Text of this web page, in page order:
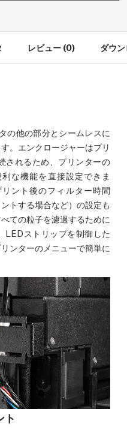
レビュー (0) ダウ
の他の部分とシームレスに
。エンクロージャーはプリ
されるため、プリンターの
な機能を直接設定できま
ント後のフィルター時間
トする場合など）の設定も
ての粒子を濾過するために
LEDストリップを制御した
ンターのメニューで簡単に
ト